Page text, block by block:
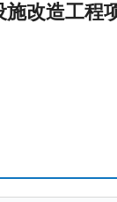
改造工程